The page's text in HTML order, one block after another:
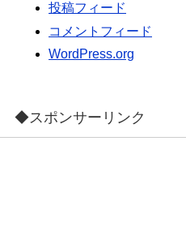
投稿フィード
コメントフィード
WordPress.org
◆スポンサーリンク